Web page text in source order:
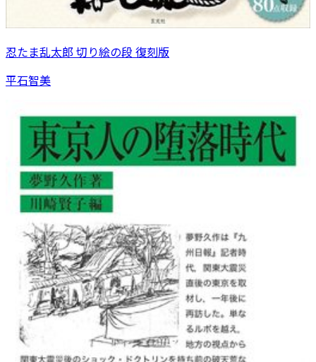
忍たま乱太郎 切り絵の段 復刻版
平石智美